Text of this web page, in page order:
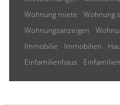
Wohnung miete
Wohnung
Wohnungsanzeigen
Immobilie
Immobilien
Einfamilienhaus